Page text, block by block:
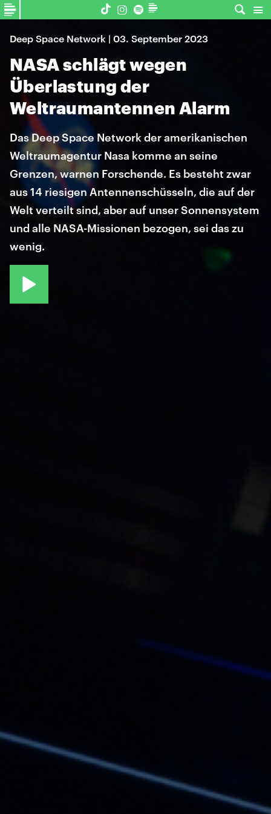
Deep Space Network | 03. September 2023
NASA schlägt wegen
Überlastung der
Weltraumantennen Alarm
Das Deep Space Network der amerikanischen
Weltraumagentur Nasa komme an seine
Grenzen, warnen Forschende. Es besteht zwar
aus 14 riesigen Antennenschüsseln, die auf der
Welt verteilt sind, aber auf unser Sonnensystem
und alle NASA-Missionen bezogen, sei das zu
wenig.